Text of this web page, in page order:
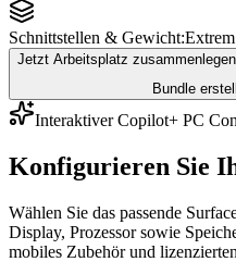
Schnittstellen & Gewicht:
Jetzt Arbeitsplatz zusammenlegen
Bundle
Interaktiver Copilot+ PC
Konfigurieren Sie
Wählen Sie das passende
Display, Prozessor sowie
mobiles Zubehör und